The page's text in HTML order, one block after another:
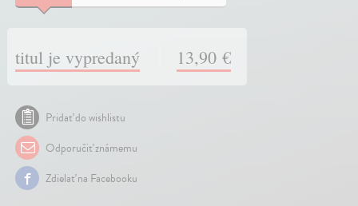
titul je vypredaný 13,90 €
Pridať do wishlistu
Odporučiť známemu
Zdielať na Facebooku